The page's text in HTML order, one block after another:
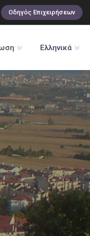
Οδηγός Επιχειρήσεων
Ελληνικά